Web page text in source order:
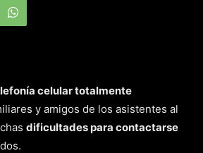
celular totalmente
y amigos de los asistentes al
dificultades para contactarse